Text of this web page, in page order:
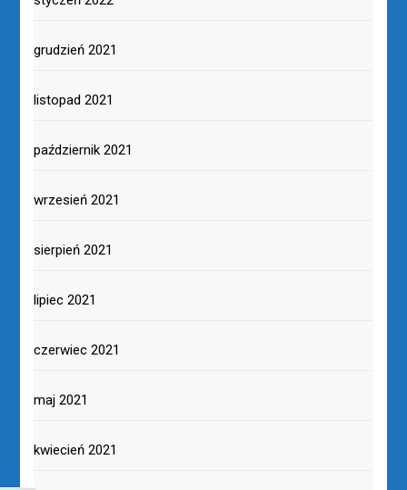
grudzień 2021
listopad 2021
październik 2021
wrzesień 2021
sierpień 2021
lipiec 2021
czerwiec 2021
maj 2021
kwiecień 2021